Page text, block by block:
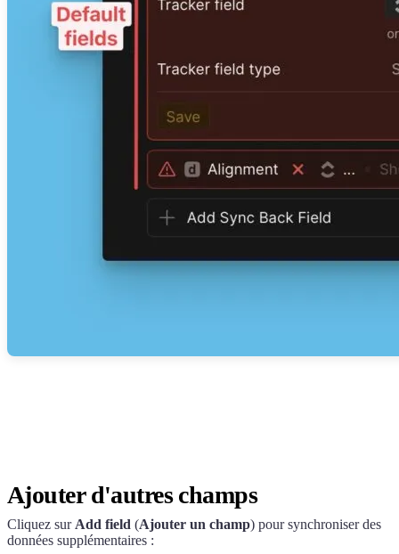
Ajouter d'autres champs
Cliquez sur Add field (Ajouter un champ) pour synchroniser des
données supplémentaires :